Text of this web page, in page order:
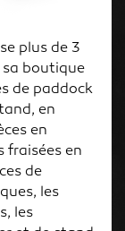
plus de 3
boutique
de paddock
en
en
fraisées en
de
les
les